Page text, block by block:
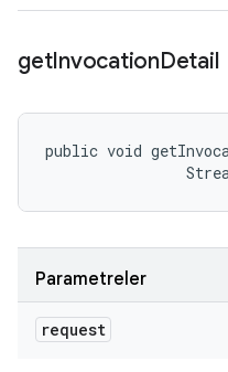
getInvocationDetail
public void
Parametreler
request